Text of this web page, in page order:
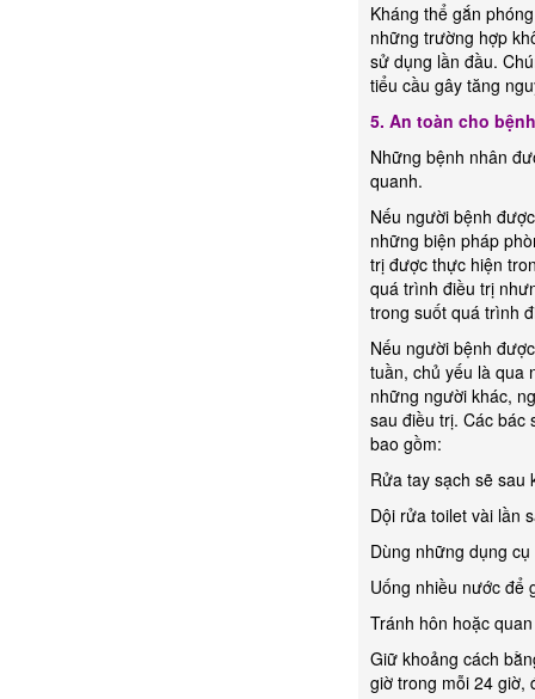
Kháng thể gắn
những trường hợp
sử dụng lần đầu.
tiểu cầu gây tăng
5. An toàn cho
Những bệnh nhân
quanh.
Nếu người bệnh
những biện pháp
trị được thực hiện
quá trình điều trị
trong suốt quá trình
Nếu người bệnh
tuần, chủ yếu là qua
những người khác,
sau điều trị. Các bác
bao gồm:
Rửa tay sạch sẽ sau
Dội rửa toilet vài lần
Dùng những dụng
Uống nhiều nước để
Tránh hôn hoặc
Giữ khoảng cách
giờ trong mỗi 24 giờ,